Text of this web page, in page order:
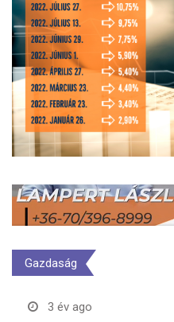
Gazdaság
3 év ago